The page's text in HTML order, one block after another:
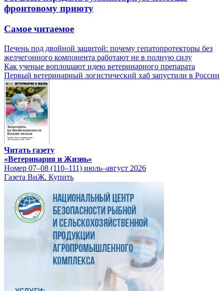
фронтовому приюту
Самое читаемое
Печень под двойной защитой: почему гепатопротекторы без
желчегонного компонента работают не в полную силу
Как ученые воплощают идею ветеринарного препарата
Первый ветеринарный логистический хаб запустили в России
Читать газету
«Ветеринария и Жизнь»
Номер 07–08 (110–111) июль–август 2026
Газета ВиЖ. Купить